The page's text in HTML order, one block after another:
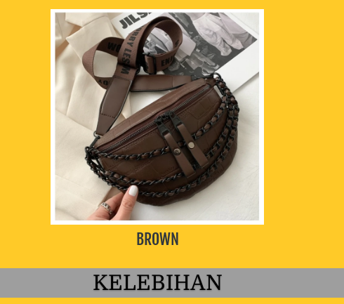
BROWN
KELEBIHAN